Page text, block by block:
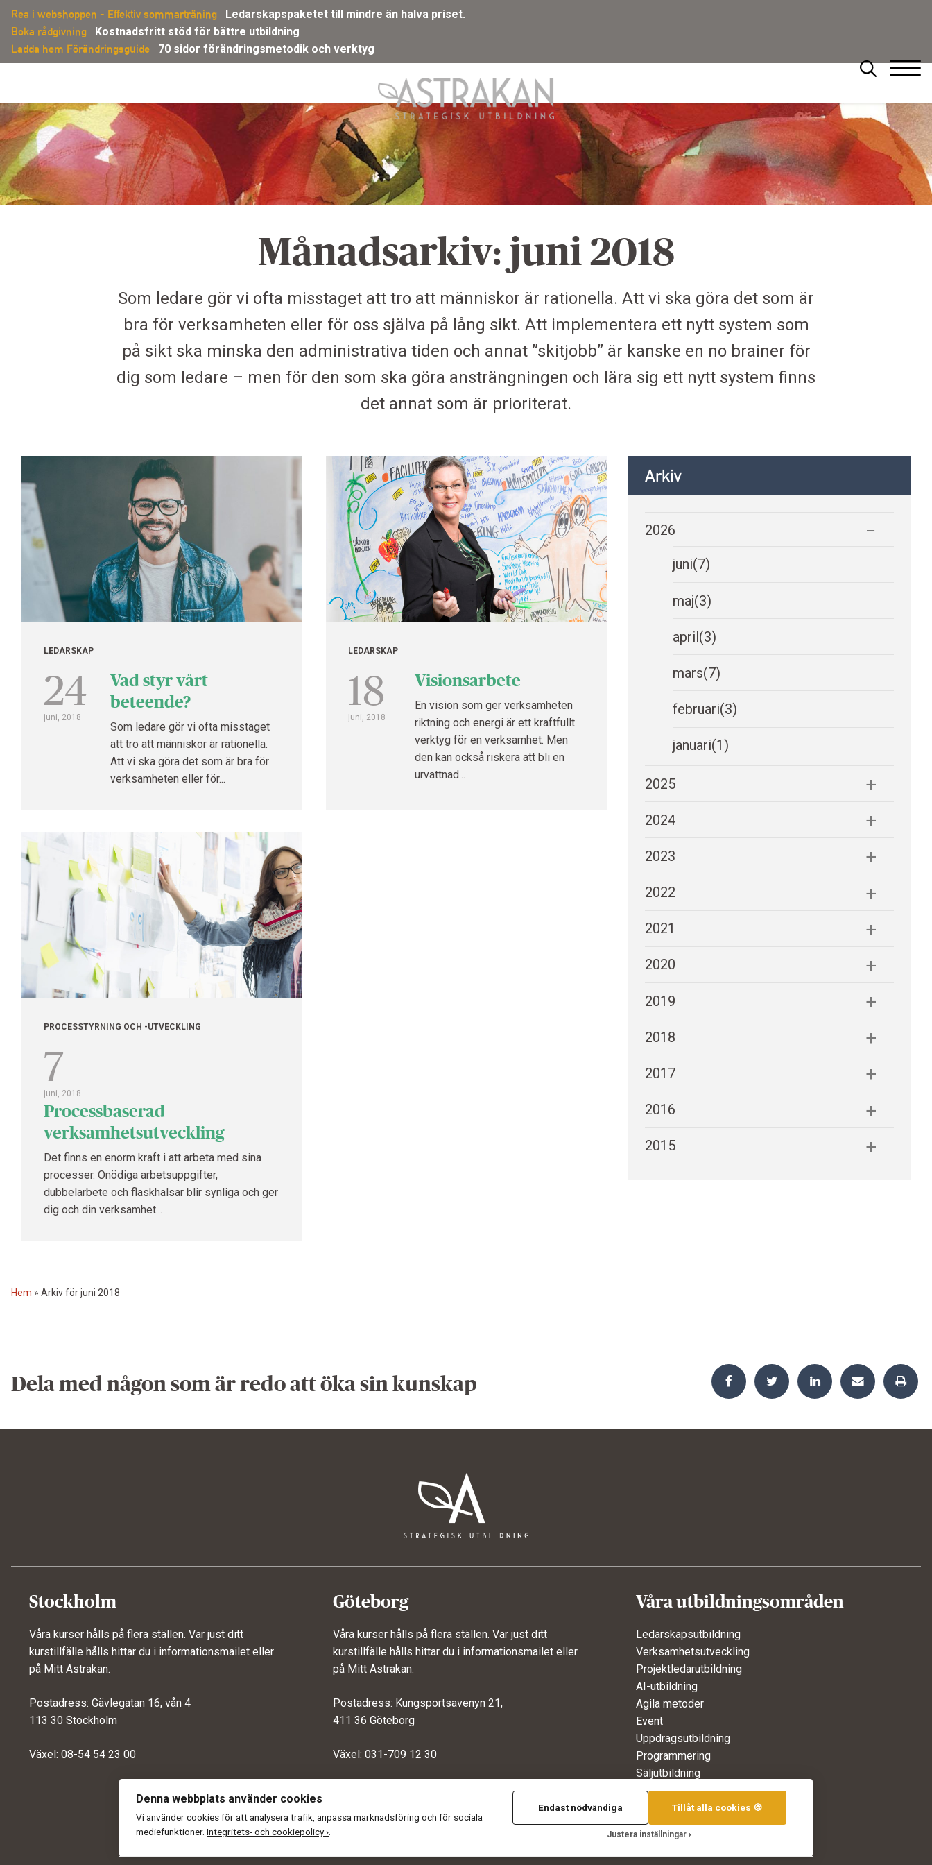
direkt
innehållet
Rea i webshoppen - Effektiv sommarträning
Ledarskapspaketet till mindre än halva priset.
Boka rådgivning
Kostnadsfritt stöd för bättre utbildning
Ladda hem Förändringsguide
70 sidor förändringsmetodik och verktyg
Sök
Månadsarkiv: juni 2018
Som ledare gör vi ofta misstaget att tro att människor är rationella. Att vi ska göra det som är
bra för verksamheten eller för oss själva på lång sikt. Att implementera ett nytt system som
på sikt ska minska den administrativa tiden och annat ”skitjobb” är kanske en no brainer för
dig som ledare – men för den som ska göra ansträngningen och lära sig ett nytt system finns
det annat som är prioriterat.
LEDARSKAP
24
juni, 2018
Vad styr vårt
beteende?
Som ledare gör vi ofta misstaget
att tro att människor är rationella.
Att vi ska göra det som är bra för
verksamheten eller för...
LEDARSKAP
18
juni, 2018
Visionsarbete
En vision som ger verksamheten
riktning och energi är ett kraftfullt
verktyg för en verksamhet. Men
den kan också riskera att bli en
urvattnad...
PROCESSTYRNING OCH -UTVECKLING
7
juni, 2018
Processbaserad
verksamhetsutveckling
Det finns en enorm kraft i att arbeta med sina
processer. Onödiga arbetsuppgifter,
dubbelarbete och flaskhalsar blir synliga och ger
dig och din verksamhet...
Arkiv
2026
juni(7)
maj(3)
april(3)
mars(7)
februari(3)
januari(1)
2025
2024
2023
2022
2021
2020
2019
2018
2017
2016
2015
Hem » Arkiv för juni 2018
Dela med någon som är redo att öka sin kunskap
Stockholm
Våra kurser hålls på flera ställen. Var just ditt
kurstillfälle hålls hittar du i informationsmailet eller
på Mitt Astrakan.
Postadress: Gävlegatan 16, vån 4
113 30 Stockholm
Växel: 08-54 54 23 00
Göteborg
Våra kurser hålls på flera ställen. Var just ditt
kurstillfälle hålls hittar du i informationsmailet eller
på Mitt Astrakan.
Postadress: Kungsportsavenyn 21,
411 36 Göteborg
Växel: 031-709 12 30
Våra utbildningsområden
Ledarskapsutbildning
Verksamhetsutveckling
Projektledarutbildning
AI-utbildning
Agila metoder
Event
Uppdragsutbildning
Programmering
Säljutbildning
© Astrakan Strategisk Utbildning AB (556606-6881) |Våra villkor|Ångra köpet
Denna webbplats använder cookies
Vi använder cookies för att analysera trafik, anpassa marknadsföring och för sociala
mediefunktioner. Integritets- och cookiepolicy ›
Endast nödvändiga Tillåt alla cookies 🍪
Justera inställningar